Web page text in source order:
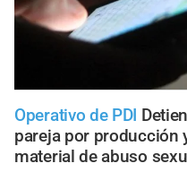
Operativo de PDI
pareja por producción
material de abuso